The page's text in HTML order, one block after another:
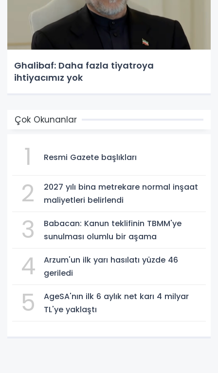
Ghalibaf: Daha fazla tiyatroya
ihtiyacımız yok
Çok Okunanlar
1 Resmi Gazete başlıkları
2
2027 yılı bina metrekare normal inşaat
maliyetleri belirlendi
3
Babacan: Kanun teklifinin TBMM'ye
sunulması olumlu bir aşama
4
Arzum'un ilk yarı hasılatı yüzde 46
geriledi
5
AgeSA'nın ilk 6 aylık net karı 4 milyar
TL'ye yaklaştı